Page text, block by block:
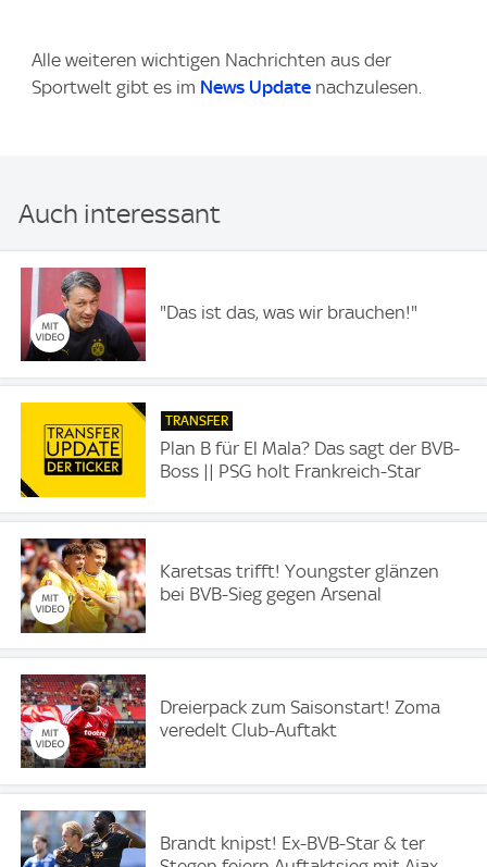
Alle weiteren wichtigen Nachrichten aus der
Sportwelt gibt es im News Update nachzulesen.
Auch interessant
"Das ist das, was wir brauchen!"
TRANSFER
Plan B für El Mala? Das sagt der BVB-
Boss || PSG holt Frankreich-Star
Karetsas trifft! Youngster glänzen
bei BVB-Sieg gegen Arsenal
Dreierpack zum Saisonstart! Zoma
veredelt Club-Auftakt
Brandt knipst! Ex-BVB-Star & ter